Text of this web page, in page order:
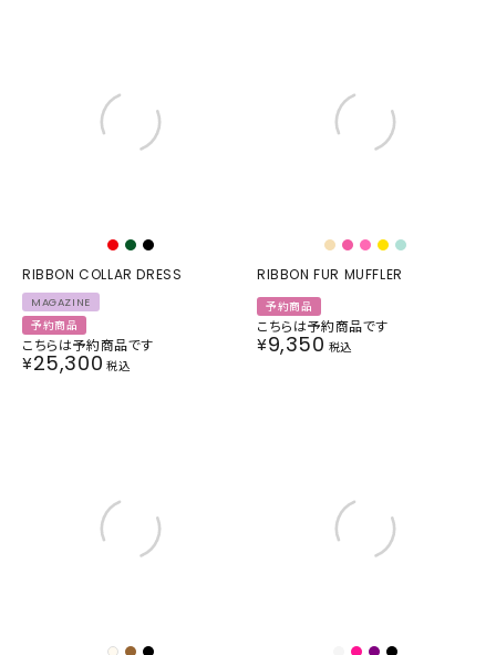
RIBBON COLLAR DRESS
MAGAZINE
予約商品
こちらは予約商品です
¥25,300 税込
RIBBON FUR MUFFLER
予約商品
こちらは予約商品です
¥9,350 税込